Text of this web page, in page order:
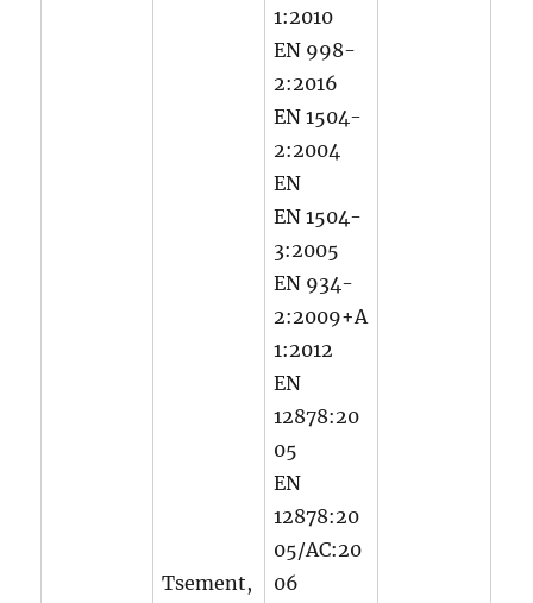
Tsement,
1:2010
EN 998-
2:2016
EN 1504-
2:2004
EN
EN 1504-
3:2005
EN 934-
2:2009+A
1:2012
EN
12878:20
05
EN
12878:20
05/AC:20
06